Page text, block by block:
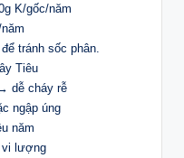
K/gốc/năm
tránh sốc phân.
Tiêu
dễ cháy rễ
ngập úng
năm
vi lượng